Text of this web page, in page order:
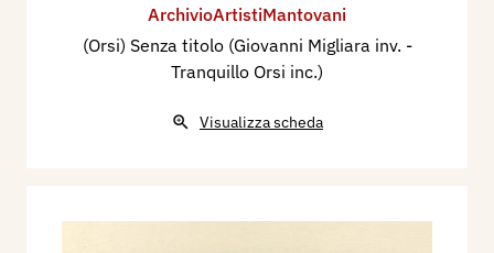
ArchivioArtistiMantovani
(Orsi) Senza titolo (Giovanni Migliara inv. -
Tranquillo Orsi inc.)
Visualizza scheda